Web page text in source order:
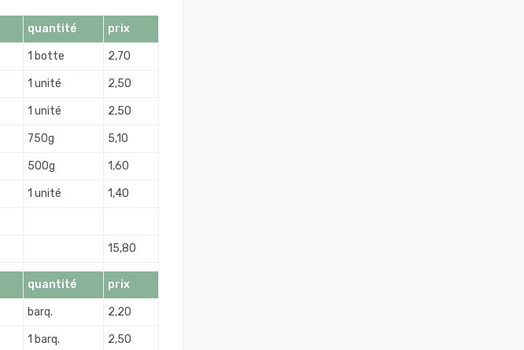
quantité prix
1 botte 2,70
1 unité 2,50
1 unité 2,50
750g 5,10
500g 1,60
1 unité 1,40
15,80
quantité prix
barq. 2,20
1 barq. 2,50